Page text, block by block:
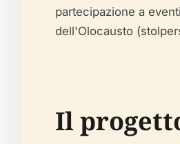
partecipazione a
dell'Olocausto
Il